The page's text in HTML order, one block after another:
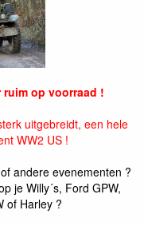
op voorraad !
uitgebreidt, een hele
WW2 US !
andere evenementen ?
je Willy´s, Ford GPW,
of Harley ?